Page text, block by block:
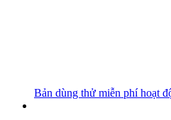
Bản dùng thử miễn phí hoạt